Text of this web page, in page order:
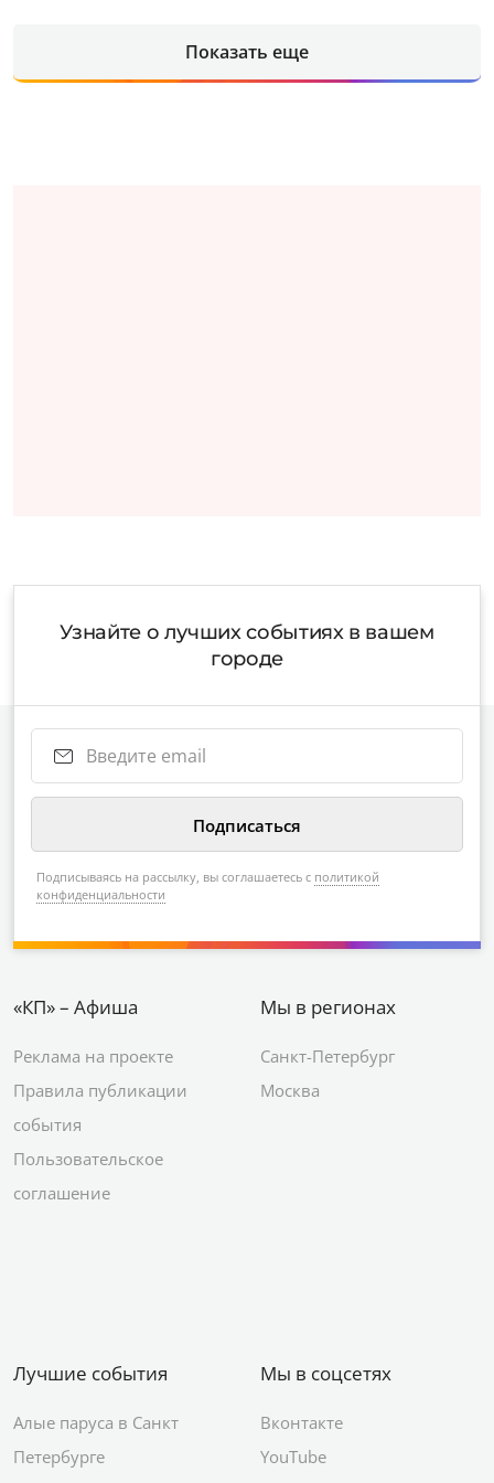
Показать еще
Узнайте о лучших событиях в вашем
городе
Подписываясь на рассылку, вы соглашаетесь с политикой
конфиденциальности
«КП» – Афиша
Реклама на проекте
Правила публикации
события
Пользовательское
соглашение
Мы в регионах
Санкт-Петербург
Москва
Лучшие события
Алые паруса в Санкт
Петербурге
Мы в соцсетях
Вконтакте
YouTube